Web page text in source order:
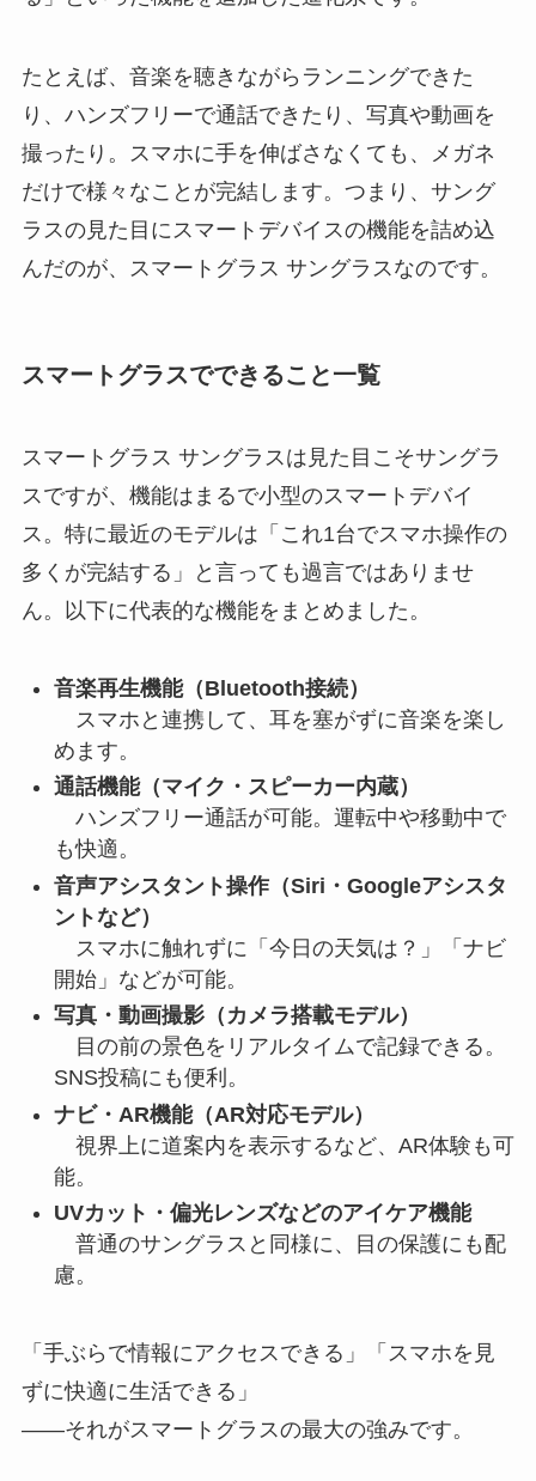
たとえば、音楽を聴きながらランニングできた
り、ハンズフリーで通話できたり、写真や動画を
撮ったり。スマホに手を伸ばさなくても、メガネ
だけで様々なことが完結します。つまり、サング
ラスの見た目にスマートデバイスの機能を詰め込
んだのが、スマートグラス サングラスなのです。
スマートグラスでできること一覧
スマートグラス サングラスは見た目こそサングラ
スですが、機能はまるで小型のスマートデバイ
ス。特に最近のモデルは「これ1台でスマホ操作の
多くが完結する」と言っても過言ではありませ
ん。以下に代表的な機能をまとめました。
音楽再生機能（Bluetooth接続）
スマホと連携して、耳を塞がずに音楽を楽し
めます。
通話機能（マイク・スピーカー内蔵）
ハンズフリー通話が可能。運転中や移動中で
も快適。
音声アシスタント操作（Siri・Googleアシスタ
ントなど）
スマホに触れずに「今日の天気は？」「ナビ
開始」などが可能。
写真・動画撮影（カメラ搭載モデル）
目の前の景色をリアルタイムで記録できる。
SNS投稿にも便利。
ナビ・AR機能（AR対応モデル）
視界上に道案内を表示するなど、AR体験も可
能。
UVカット・偏光レンズなどのアイケア機能
普通のサングラスと同様に、目の保護にも配
慮。
「手ぶらで情報にアクセスできる」「スマホを見
ずに快適に生活できる」
——それがスマートグラスの最大の強みです。